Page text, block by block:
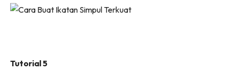
Tutorial 5